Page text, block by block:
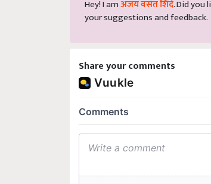
your suggestions and feedback.
Share your comments